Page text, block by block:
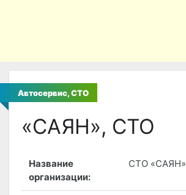
Автосервис, СТО
«САЯН», СТО
Название
организации:
СТО «САЯН»